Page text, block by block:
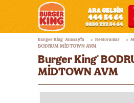
Burger
King®
Türkiye
Burger King® Anasayfa > Restoranlar >
BODRUM MİDTOWN AVM
Burger King®
MİDTOWN AVM